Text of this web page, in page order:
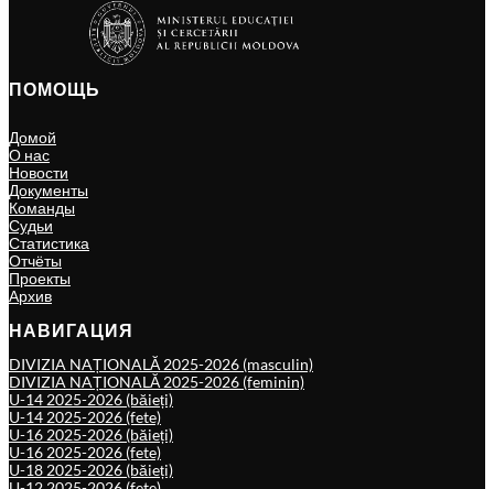
ПОМОЩЬ
Домой
О нас
Новости
Документы
Команды
Судьи
Статистика
Отчёты
Проекты
Архив
НАВИГАЦИЯ
DIVIZIA NAȚIONALĂ 2025-2026 (masculin)
DIVIZIA NAȚIONALĂ 2025-2026 (feminin)
U-14 2025-2026 (băieți)
U-14 2025-2026 (fete)
U-16 2025-2026 (băieți)
U-16 2025-2026 (fete)
U-18 2025-2026 (băieți)